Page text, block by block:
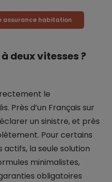
assurance habitation
deux vitesses ?
le
Près d’un Français sur
un sinistre, et près
Pour certains
actifs, la seule solution
minimalistes,
obligatoires